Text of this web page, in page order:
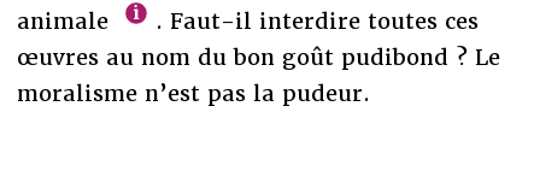
animale
. Faut-il interdire toutes ces
œuvres au nom du bon goût pudibond ? Le
moralisme n’est pas la pudeur.